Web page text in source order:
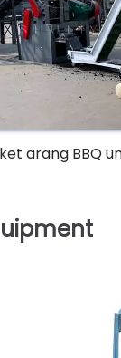
arang BBQ